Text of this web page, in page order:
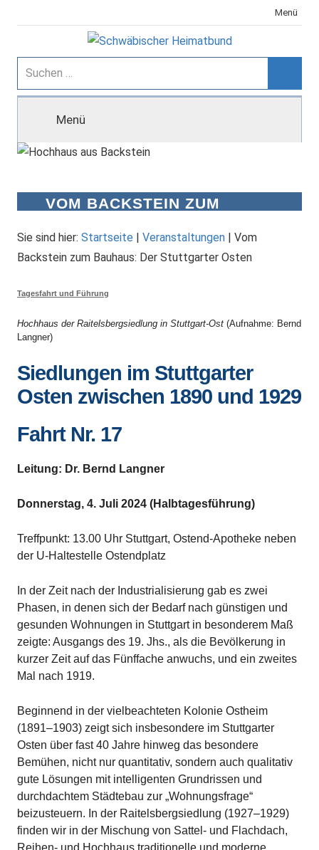
Inhalt
Menü
Schwäbischer
Heimatbund
Suchen
nach:
Menü
VOM BACKSTEIN ZUM
OSTEN
Sie sind hier: Startseite | Veranstaltungen | Vom
Backstein zum Bauhaus: Der Stuttgarter Osten
Tagesfahrt und Führung
Hochhaus der Raitelsbergsiedlung in Stuttgart-Ost (Aufnahme: Bernd
Langner)
Siedlungen im Stuttgarter
Osten zwischen 1890 und 1929
Fahrt Nr. 17
Leitung: Dr. Bernd Langner
Donnerstag, 4. Juli 2024 (Halbtagesführung)
Treffpunkt: 13.00 Uhr Stuttgart, Ostend-Apotheke neben
der U-Haltestelle Ostendplatz
In der Zeit nach der Industrialisierung gab es zwei
Phasen, in denen sich der Bedarf nach günstigen und
gesunden Wohnungen in Stuttgart in besonderem Maß
zeigte: Ausgangs des 19. Jhs., als die Bevölkerung in
kurzer Zeit auf das Fünffache anwuchs, und ein zweites
Mal nach 1919.
Beginnend in der vielbeachteten Kolonie Ostheim
(1891–1903) zeigt sich insbesondere im Stuttgarter
Osten über fast 40 Jahre hinweg das besondere
Bemühen, nicht nur quantitativ, sondern auch qualitativ
gute Lösungen mit intelligenten Grundrissen und
durchdachtem Städtebau zur „Wohnungsfrage“
beizusteuern. In der Raitelsbergsiedlung (1927–1929)
finden wir in der Mischung von Sattel- und Flachdach,
Reihen- und Hochhaus traditionelle und moderne